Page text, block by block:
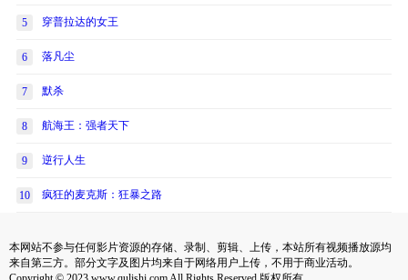
5 穿普拉达的女王
6 落凡尘
7 默杀
8 航海王：强者天下
9 逆行人生
10 疯狂的麦克斯：狂暴之路
本网站不参与任何影片资源的存储、录制、剪辑、上传，本站所有视频播放源均
来自第三方。部分文字及图片均来自于网络用户上传，不用于商业活动。